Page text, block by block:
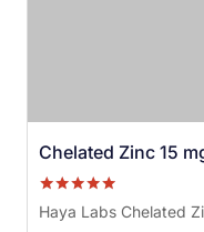
Chelated Zinc 15
Ocenjeno sa
5.00
Haya Labs Chelated